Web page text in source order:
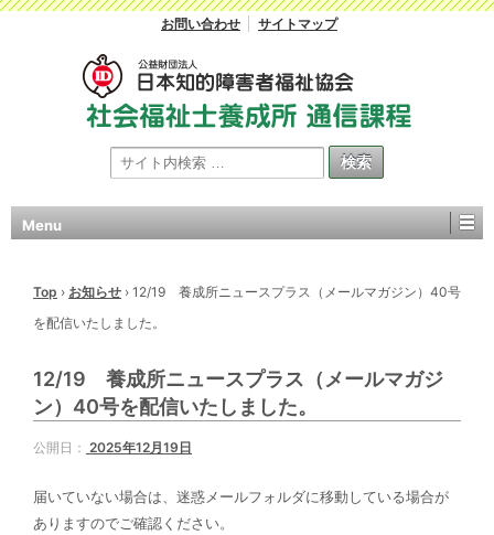
お問い合わせ サイトマップ
Menu
Top › お知らせ › 12/19 養成所ニュースプラス（メールマガジン）40号
を配信いたしました。
12/19 養成所ニュースプラス（メールマガジ
ン）40号を配信いたしました。
公開日： 2025年12月19日
届いていない場合は、迷惑メールフォルダに移動している場合が
ありますのでご確認ください。